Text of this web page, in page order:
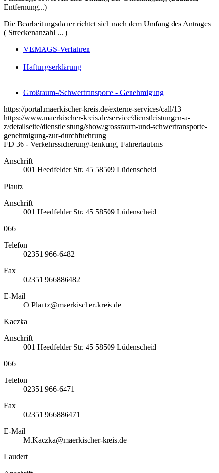
Entfernung...)
Die Bearbeitungsdauer richtet sich nach dem Umfang des Antrages
( Streckenanzahl ... )
VEMAGS-Verfahren
Haftungserklärung
Großraum-/Schwertransporte - Genehmigung
https://portal.maerkischer-kreis.de/externe-services/call/13
https://www.maerkischer-kreis.de/service/dienstleistungen-a-
z/detailseite/dienstleistung/show/grossraum-und-schwertransporte-
genehmigung-zur-durchfuehrung
FD 36 - Verkehrssicherung/-lenkung, Fahrerlaubnis
Anschrift
001 Heedfelder Str. 45 58509 Lüdenscheid
Plautz
Anschrift
001 Heedfelder Str. 45 58509 Lüdenscheid
066
Telefon
02351 966-6482
Fax
02351 966886482
E-Mail
O.Plautz@maerkischer-kreis.de
Kaczka
Anschrift
001 Heedfelder Str. 45 58509 Lüdenscheid
066
Telefon
02351 966-6471
Fax
02351 966886471
E-Mail
M.Kaczka@maerkischer-kreis.de
Laudert